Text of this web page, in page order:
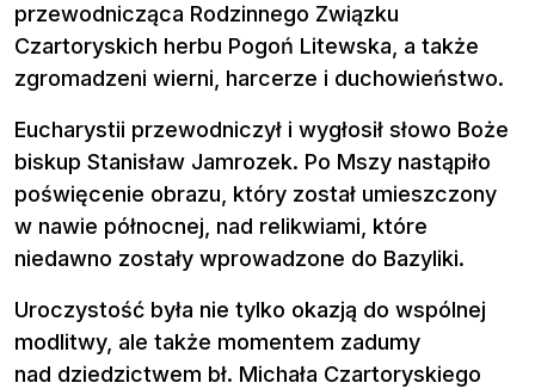
przewodnicząca Rodzinnego Związku
Czartoryskich herbu Pogoń Litewska, a także
zgromadzeni wierni, harcerze i duchowieństwo.
Eucharystii przewodniczył i wygłosił słowo Boże
biskup Stanisław Jamrozek. Po Mszy nastąpiło
poświęcenie obrazu, który został umieszczony
w nawie północnej, nad relikwiami, które
niedawno zostały wprowadzone do Bazyliki.
Uroczystość była nie tylko okazją do wspólnej
modlitwy, ale także momentem zadumy
nad dziedzictwem bł. Michała Czartoryskiego